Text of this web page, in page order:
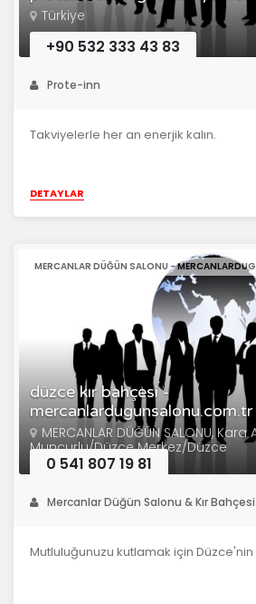
Türkiye
+90 532 333 43 83
Prote-inn
Takviyelerle her an enerjik kalın.
DETAYLAR
düzce kır bahçesi -
mercanlardugunsalonu.com.tr
MERCANLAR DÜĞÜN SALONU -
MERCANLAR DÜĞÜN SALONU, Kara
Muncurlu/Düzce Merkez/Düzce
0 541 807 19 81
Mercanlar Düğün Salonu & Kır Bahçesi
Mutluluğunuzu kutlamak için